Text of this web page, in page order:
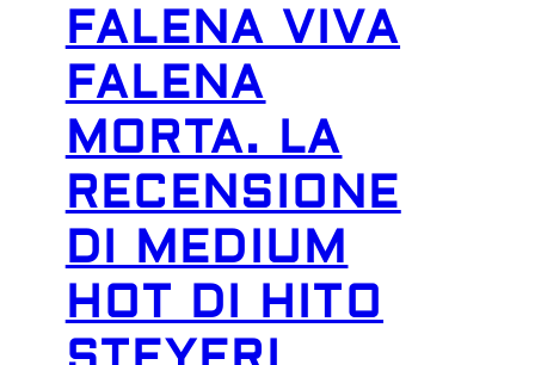
FALENA VIVA
FALENA
MORTA. LA
RECENSIONE
DI MEDIUM
HOT DI HITO